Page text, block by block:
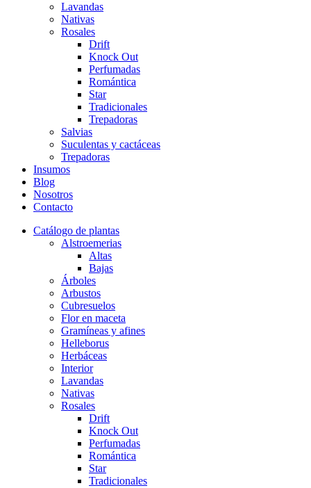
Lavandas
Nativas
Rosales
Drift
Knock Out
Perfumadas
Romántica
Star
Tradicionales
Trepadoras
Salvias
Suculentas y cactáceas
Trepadoras
Insumos
Blog
Nosotros
Contacto
Catálogo de plantas
Alstroemerias
Altas
Bajas
Árboles
Arbustos
Cubresuelos
Flor en maceta
Gramíneas y afines
Helleborus
Herbáceas
Interior
Lavandas
Nativas
Rosales
Drift
Knock Out
Perfumadas
Romántica
Star
Tradicionales